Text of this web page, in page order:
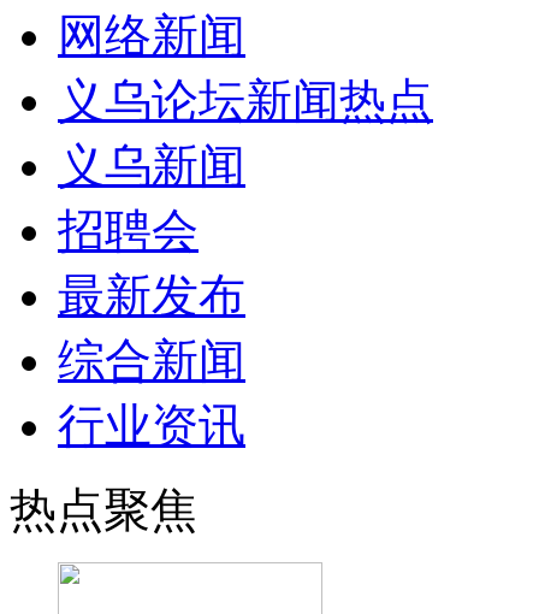
网络新闻
义乌论坛新闻热点
义乌新闻
招聘会
最新发布
综合新闻
行业资讯
热点聚焦